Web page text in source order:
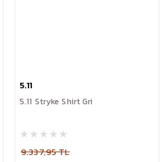
5.11
5.11 Stryke Shirt Gri
9.337,95 TL